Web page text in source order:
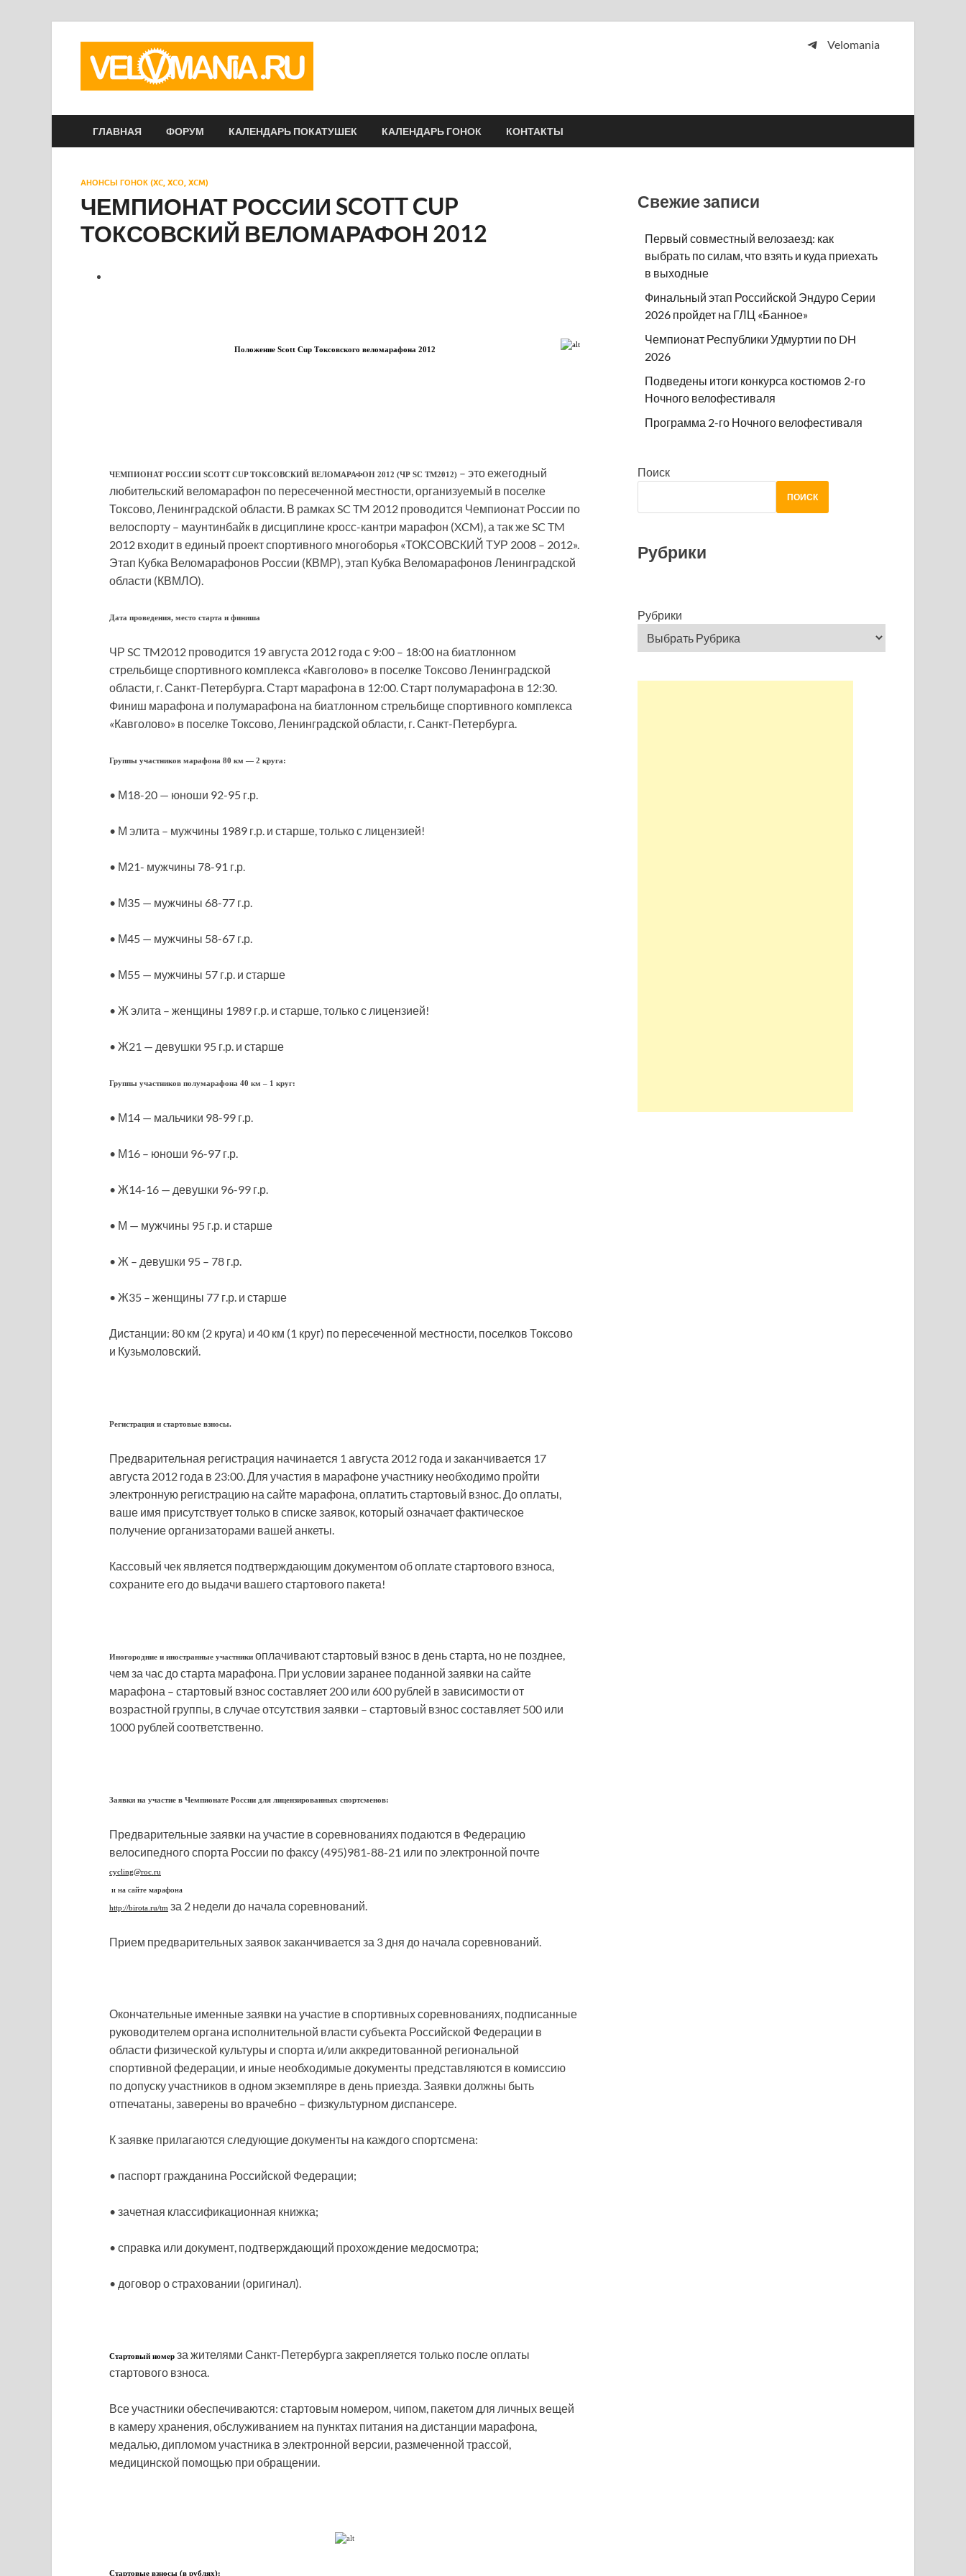
Velomania
ГЛАВНАЯ ФОРУМ КАЛЕНДАРЬ ПОКАТУШЕК КАЛЕНДАРЬ ГОНОК КОНТАКТЫ
АНОНСЫ ГОНОК (XC, XCO, XCM)
ЧЕМПИОНАТ РОССИИ SCOTT CUP
ТОКСОВСКИЙ ВЕЛОМАРАФОН 2012
Положение Scott Cup Токсовского веломарафона 2012
ЧЕМПИОНАТ РОССИИ SCOTT CUP ТОКСОВСКИЙ ВЕЛОМАРАФОН 2012 (ЧР SC TM2012) – это ежегодный
любительский веломарафон по пересеченной местности, организуемый в поселке
Токсово, Ленинградской области. В рамках SC TM 2012 проводится Чемпионат России по
велоспорту – маунтинбайк в дисциплине кросс-кантри марафон (XCM), а так же SC TM
2012 входит в единый проект спортивного многоборья «ТОКСОВСКИЙ ТУР 2008 – 2012».
Этап Кубка Веломарафонов России (КВМР), этап Кубка Веломарафонов Ленинградской
области (КВМЛО).
Дата проведения, место старта и финиша
ЧР SC TM2012 проводится 19 августа 2012 года с 9:00 – 18:00 на биатлонном
стрельбище спортивного комплекса «Кавголово» в поселке Токсово Ленинградской
области, г. Санкт-Петербурга. Старт марафона в 12:00. Старт полумарафона в 12:30.
Финиш марафона и полумарафона на биатлонном стрельбище спортивного комплекса
«Кавголово» в поселке Токсово, Ленинградской области, г. Санкт-Петербурга.
Группы участников марафона 80 км — 2 круга:
• М18-20 — юноши 92-95 г.р.
• М элита – мужчины 1989 г.р. и старше, только с лицензией!
• М21- мужчины 78-91 г.р.
• М35 — мужчины 68-77 г.р.
• М45 — мужчины 58-67 г.р.
• М55 — мужчины 57 г.р. и старше
• Ж элита – женщины 1989 г.р. и старше, только с лицензией!
• Ж21 — девушки 95 г.р. и старше
Группы участников полумарафона 40 км – 1 круг:
• М14 — мальчики 98-99 г.р.
• М16 – юноши 96-97 г.р.
• Ж14-16 — девушки 96-99 г.р.
• М — мужчины 95 г.р. и старше
• Ж – девушки 95 – 78 г.р.
• Ж35 – женщины 77 г.р. и старше
Дистанции: 80 км (2 круга) и 40 км (1 круг) по пересеченной местности, поселков Токсово
и Кузьмоловский.
Регистрация и стартовые взносы.
Предварительная регистрация начинается 1 августа 2012 года и заканчивается 17
августа 2012 года в 23:00. Для участия в марафоне участнику необходимо пройти
электронную регистрацию на сайте марафона, оплатить стартовый взнос. До оплаты,
ваше имя присутствует только в списке заявок, который означает фактическое
получение организаторами вашей анкеты.
Кассовый чек является подтверждающим документом об оплате стартового взноса,
сохраните его до выдачи вашего стартового пакета!
Иногородние и иностранные участники оплачивают стартовый взнос в день старта, но не позднее,
чем за час до старта марафона. При условии заранее поданной заявки на сайте
марафона – стартовый взнос составляет 200 или 600 рублей в зависимости от
возрастной группы, в случае отсутствия заявки – стартовый взнос составляет 500 или
1000 рублей соответственно.
Заявки на участие в Чемпионате России для лицензированных спортсменов:
Предварительные заявки на участие в соревнованиях подаются в Федерацию
велосипедного спорта России по факсу (495)981-88-21 или по электронной почте
cycling@roc.ru
и на сайте марафона
http://birota.ru/tm за 2 недели до начала соревнований.
Прием предварительных заявок заканчивается за 3 дня до начала соревнований.
Окончательные именные заявки на участие в спортивных соревнованиях, подписанные
руководителем органа исполнительной власти субъекта Российской Федерации в
области физической культуры и спорта и/или аккредитованной региональной
спортивной федерации, и иные необходимые документы представляются в комиссию
по допуску участников в одном экземпляре в день приезда. Заявки должны быть
отпечатаны, заверены во врачебно – физкультурном диспансере.
К заявке прилагаются следующие документы на каждого спортсмена:
• паспорт гражданина Российской Федерации;
• зачетная классификационная книжка;
• справка или документ, подтверждающий прохождение медосмотра;
• договор о страховании (оригинал).
Стартовый номер за жителями Санкт-Петербурга закрепляется только после оплаты
стартового взноса.
Все участники обеспечиваются: стартовым номером, чипом, пакетом для личных вещей
в камеру хранения, обслуживанием на пунктах питания на дистанции марафона,
медалью, дипломом участника в электронной версии, размеченной трассой,
медицинской помощью при обращении.
Стартовые взносы (в рублях):
Свежие записи
Первый совместный велозаезд: как
выбрать по силам, что взять и куда приехать
в выходные
Финальный этап Российской Эндуро Серии
2026 пройдет на ГЛЦ «Банное»
Чемпионат Республики Удмуртии по DH
2026
Подведены итоги конкурса костюмов 2-го
Ночного велофестиваля
Программа 2-го Ночного велофестиваля
Поиск
ПОИСК
Рубрики
Рубрики